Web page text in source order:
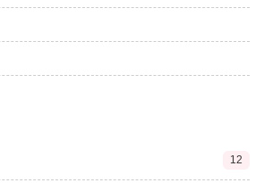
12